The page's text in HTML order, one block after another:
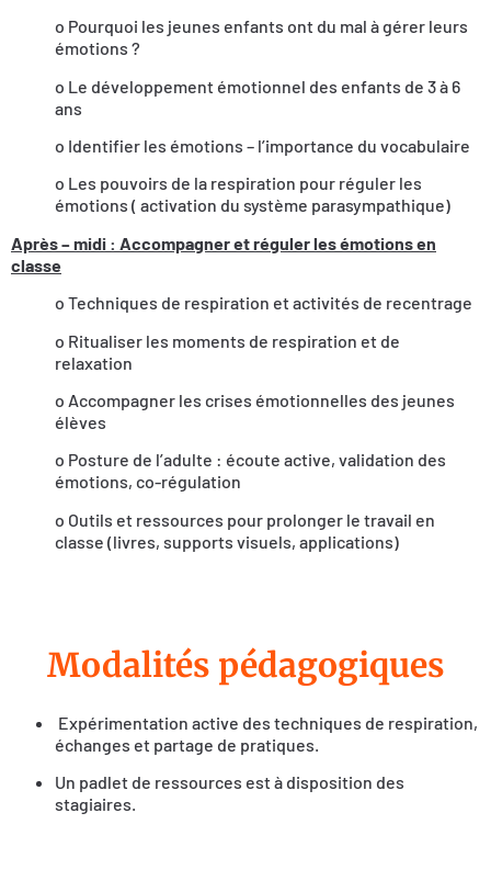
o Pourquoi les jeunes enfants ont du mal à gérer leurs
émotions ?
o Le développement émotionnel des enfants de 3 à 6
ans
o Identifier les émotions – l’importance du vocabulaire
o Les pouvoirs de la respiration pour réguler les
émotions ( activation du système parasympathique)
Après – midi : Accompagner et réguler les émotions en
classe
o Techniques de respiration et activités de recentrage
o Ritualiser les moments de respiration et de
relaxation
o Accompagner les crises émotionnelles des jeunes
élèves
o Posture de l’adulte : écoute active, validation des
émotions, co-régulation
o Outils et ressources pour prolonger le travail en
classe (livres, supports visuels, applications)
Modalités pédagogiques
Expérimentation active des techniques de respiration,
échanges et partage de pratiques.
Un padlet de ressources est à disposition des
stagiaires.